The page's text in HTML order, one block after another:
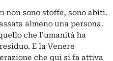
non sono stoffe, sono abiti.
almeno una persona.
che l’umanità ha
E la Venere
che qui si fa attiva